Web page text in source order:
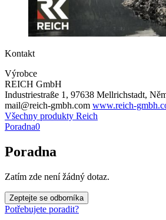
Kontakt
Výrobce
REICH GmbH
Industriestraße 1, 97638 Mellrichstadt,
mail@reich-gmbh.com www.reich-
Všechny produkty Reich
Poradna0
Poradna
Zatím zde není žádný dotaz.
Zeptejte se odborníka
Potřebujete poradit?